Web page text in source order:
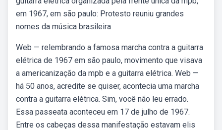
em 1967, em são paulo: Protesto reuniu grandes
nomes da música brasileira
Web — relembrando a famosa marcha contra a guitarra
elétrica de 1967 em são paulo, movimento que visava
a americanização da mpb e a guitarra elétrica. Web —
há 50 anos, acredite se quiser, acontecia uma marcha
contra a guitarra elétrica. Sim, você não leu errado.
Essa passeata aconteceu em 17 de julho de 1967.
Entre os cabeças dessa manifestação estavam elis